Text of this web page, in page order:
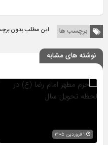
برچسب ها این مطلب بدون
نوشته های مشابه